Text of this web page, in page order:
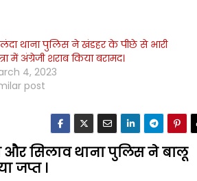
थाना पुलिस ने खंडहर के पीछे से भारी
में अंग्रेजी शराब किया बरामद।
4, 2023
post
और सिलाव थाना पुलिस ने बालू
जप्त ।